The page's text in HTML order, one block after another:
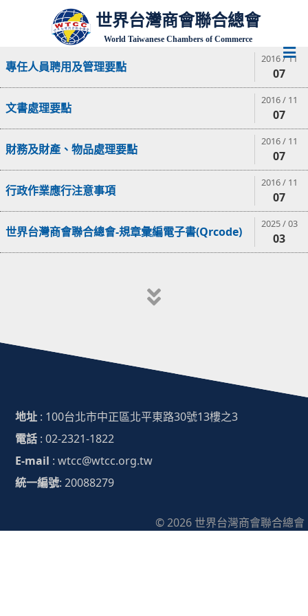
世界台灣商會聯合總會
World Taiwanese Chambers of Commerce
專任人員聘用及管理要點
2016 / 11
07
文書處理要點
2016 / 11
07
財務及財產、物品處理要點
2016 / 11
07
行政作業應行注意事項
2016 / 11
07
世界台灣商會聯合總會-規章彙編電子書(Qrcode)
2025 / 03
03
地址 : 100台北市中正區北平東路30號13樓之3
電話 : 02-2321-1822
E-mail : wtcc@wtcc.org.tw
統一編號: 20088279
© 2026 世界台灣商會聯合總會